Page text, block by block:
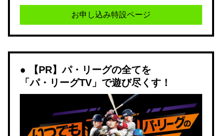
お申し込み特設ページ
【PR】パ・リーグの全てを
「パ・リーグTV」で遊び尽くす！